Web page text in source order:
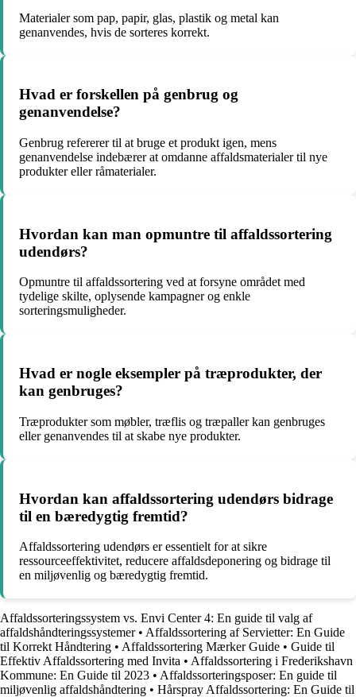
Materialer som pap, papir, glas, plastik og metal kan
genanvendes, hvis de sorteres korrekt.
Hvad er forskellen på genbrug og
genanvendelse?
Genbrug refererer til at bruge et produkt igen, mens
genanvendelse indebærer at omdanne affaldsmaterialer til nye
produkter eller råmaterialer.
Hvordan kan man opmuntre til affaldssortering
udendørs?
Opmuntre til affaldssortering ved at forsyne området med
tydelige skilte, oplysende kampagner og enkle
sorteringsmuligheder.
Hvad er nogle eksempler på træprodukter, der
kan genbruges?
Træprodukter som møbler, træflis og træpaller kan genbruges
eller genanvendes til at skabe nye produkter.
Hvordan kan affaldssortering udendørs bidrage
til en bæredygtig fremtid?
Affaldssortering udendørs er essentielt for at sikre
ressourceeffektivitet, reducere affaldsdeponering og bidrage til
en miljøvenlig og bæredygtig fremtid.
Affaldssorteringssystem vs. Envi Center 4: En guide til valg af
affaldshåndteringssystemer• Affaldssortering af Servietter: En Guide
til Korrekt Håndtering • Affaldssortering Mærker Guide • Guide til
Effektiv Affaldssortering med Invita • Affaldssortering i Frederikshavn
Kommune: En Guide til 2023 • Affaldssorteringsposer: En guide til
miljøvenlig affaldshåndtering • Hårspray Affaldssortering: En Guide til